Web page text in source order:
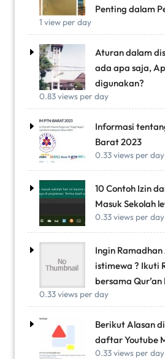
Penting dalam
1 view per day
Aturan dalam
ada apa saja,
digunakan?
0.83 views per day
Informasi
Barat 2023
0.33 views per day
10 Contoh Izin
Masuk Sekolah
0.33 views per day
Ingin
istimewa ? Ikuti
bersama Qur’an
0.33 views per day
Berikut Alasan
daftar Youtube
0.33 views per day